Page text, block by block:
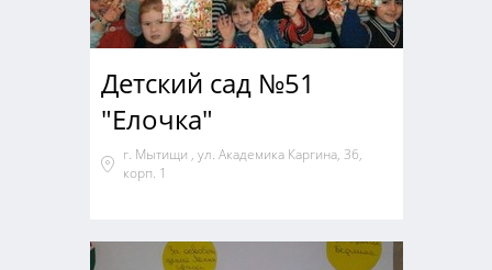
Детский сад №51
"Елочка"
г. Мытищи , ул. Академика Каргина, 36,
корп. 1